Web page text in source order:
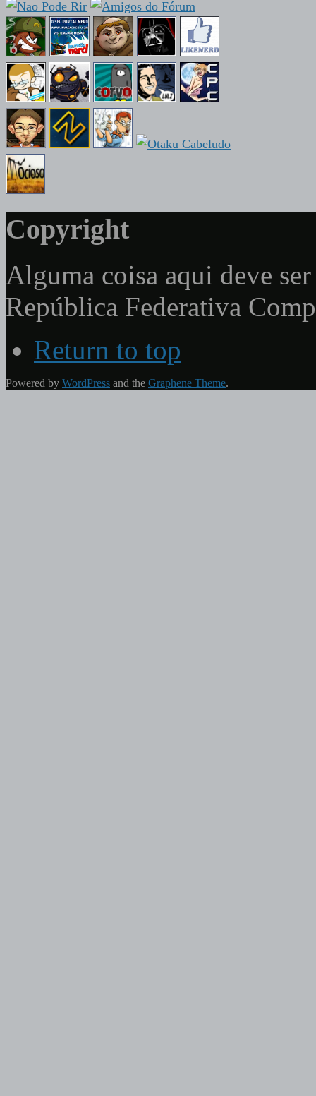
Copyright
Alguma coisa aqui deve
República Federativa
Return to top
Powered by WordPress and the Graphene Theme.